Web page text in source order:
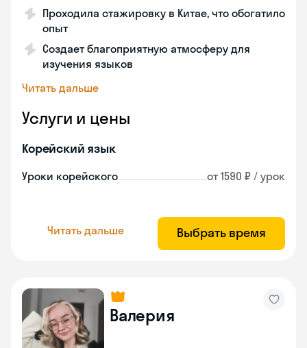
Проходила стажировку в Китае, что обогатило
опыт
Создает благоприятную атмосферу для
изучения языков
Читать дальше
Услуги и цены
Корейский язык
Уроки корейского от 1590 ₽ / урок
Читать дальше Выбрать время
Валерия